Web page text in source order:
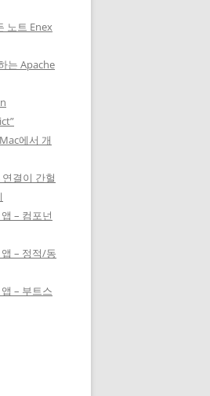
노트 Enex
는 Apache
에서 개
결이 간헐
– 컴포넌
– 정적/동
– 부트스